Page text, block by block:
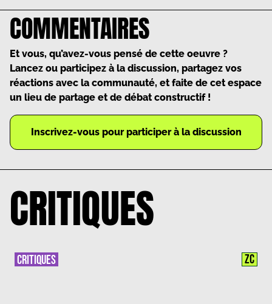
COMMENTAIRES
Et vous, qu’avez-vous pensé de cette oeuvre ?
Lancez ou participez à la discussion, partagez vos
réactions avec la communauté, et faite de cet espace
un lieu de partage et de débat constructif !
Inscrivez-vous pour participer à la discussion
CRITIQUES
CRITIQUES ZC